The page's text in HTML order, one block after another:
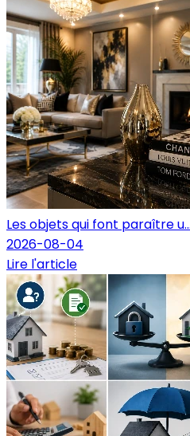
Les objets qui font paraître u...
2026-08-04
Lire l'article